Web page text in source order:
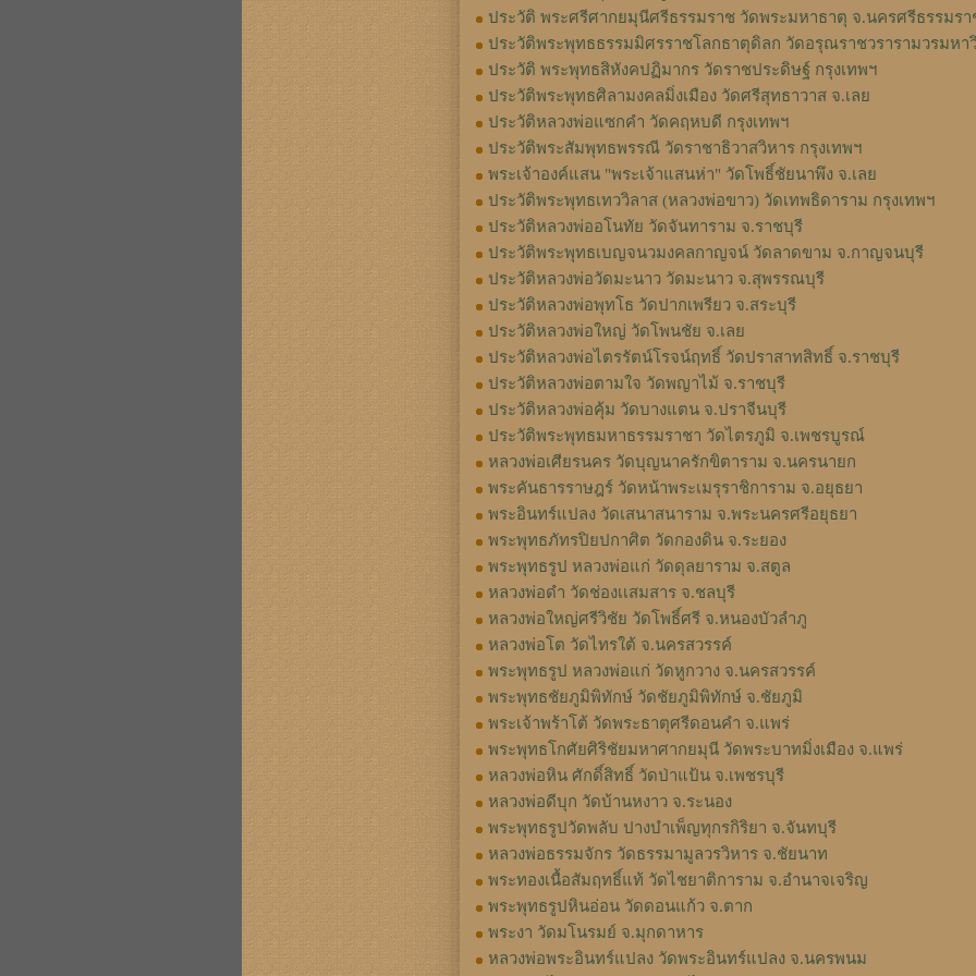
ประวัติ พระศรีศากยมุนีศรีธรรมราช วัดพระมหาธาตุ จ.นครศรีธรรมรา
ประวัติพระพุทธธรรมมิศรราชโลกธาตุดิลก วัดอรุณราชวรารามวรมหา
ประวัติ พระพุทธสิหังคปฏิมากร วัดราชประดิษฐ์ กรุงเทพฯ
ประวัติพระพุทธศิลามงคลมิ่งเมือง วัดศรีสุทธาวาส จ.เลย
ประวัติหลวงพ่อแซกคำ วัดคฤหบดี กรุงเทพฯ
ประวัติพระสัมพุทธพรรณี วัดราชาธิวาสวิหาร กรุงเทพฯ
พระเจ้าองค์แสน "พระเจ้าแสนห่า" วัดโพธิ์ชัยนาพึง จ.เลย
ประวัติพระพุทธเทววิลาส (หลวงพ่อขาว) วัดเทพธิดาราม กรุงเทพฯ
ประวัติหลวงพ่ออโนทัย วัดจันทาราม จ.ราชบุรี
ประวัติพระพุทธเบญจนวมงคลกาญจน์ วัดลาดขาม จ.กาญจนบุรี
ประวัติหลวงพ่อวัดมะนาว วัดมะนาว จ.สุพรรณบุรี
ประวัติหลวงพ่อพุทโธ วัดปากเพรียว จ.สระบุรี
ประวัติหลวงพ่อใหญ่ วัดโพนชัย จ.เลย
ประวัติหลวงพ่อไตรรัตน์โรจน์ฤทธิ์ วัดปราสาทสิทธิ์ จ.ราชบุรี
ประวัติหลวงพ่อตามใจ วัดพญาไม้ จ.ราชบุรี
ประวัติหลวงพ่อคุ้ม วัดบางแตน จ.ปราจีนบุรี
ประวัติพระพุทธมหาธรรมราชา วัดไตรภูมิ จ.เพชรบูรณ์
หลวงพ่อเศียรนคร วัดบุญนาครักขิตาราม จ.นครนายก
พระคันธารราษฎร์ วัดหน้าพระเมรุราชิการาม จ.อยุธยา
พระอินทร์แปลง วัดเสนาสนาราม จ.พระนครศรีอยุธยา
พระพุทธภัทรปิยปกาศิต วัดกองดิน จ.ระยอง
พระพุทธรูป หลวงพ่อแก่ วัดดุลยาราม จ.สตูล
หลวงพ่อดำ วัดช่องเเสมสาร จ.ชลบุรี
หลวงพ่อใหญ่ศรีวิชัย วัดโพธิ์ศรี จ.หนองบัวลำภู
หลวงพ่อโต วัดไทรใต้ จ.นครสวรรค์
พระพุทธรูป หลวงพ่อแก่ วัดหูกวาง จ.นครสวรรค์
พระพุทธชัยภูมิพิทักษ์ วัดชัยภูมิพิทักษ์ จ.ชัยภูมิ
พระเจ้าพร้าโต้ วัดพระธาตุศรีดอนคำ จ.แพร่
พระพุทธโกศัยศิริชัยมหาศากยมุนี วัดพระบาทมิ่งเมือง จ.แพร่
หลวงพ่อหิน ศักดิ์สิทธิ์ วัดป่าแป้น จ.เพชรบุรี
หลวงพ่อดีบุก วัดบ้านหงาว จ.ระนอง
พระพุทธรูปวัดพลับ ปางบำเพ็ญทุกรกิริยา จ.จันทบุรี
หลวงพ่อธรรมจักร วัดธรรมามูลวรวิหาร จ.ชัยนาท
พระทองเนื้อสัมฤทธิ์แท้ วัดไชยาติการาม จ.อำนาจเจริญ
พระพุทธรูปหินอ่อน วัดดอนแก้ว จ.ตาก
พระงา วัดมโนรมย์ จ.มุกดาหาร
หลวงพ่อพระอินทร์แปลง วัดพระอินทร์แปลง จ.นครพนม